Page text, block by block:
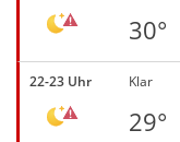
30°
22-23 Uhr Klar
29°